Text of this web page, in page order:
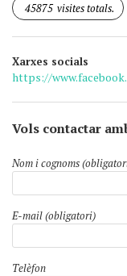
45875 visites totals.
Xarxes socials
https://
Vols contactar
Nom i cognoms
E-mail (obligatori)
Telèfon